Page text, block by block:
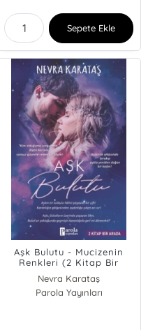
Sepete Ekle
Aşk Bulutu - Mucizenin
Renkleri (2 Kitap Bir
Nevra Karataş
Parola Yayınları